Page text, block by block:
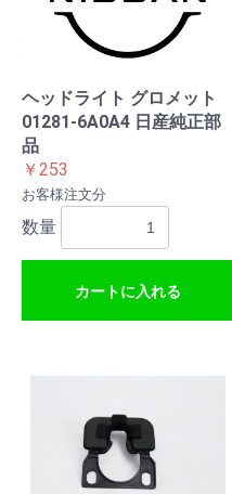
ヘッドライト グロメット
01281-6A0A4 日産純正部
品
￥253
お客様注文分
数量
カートに入れる